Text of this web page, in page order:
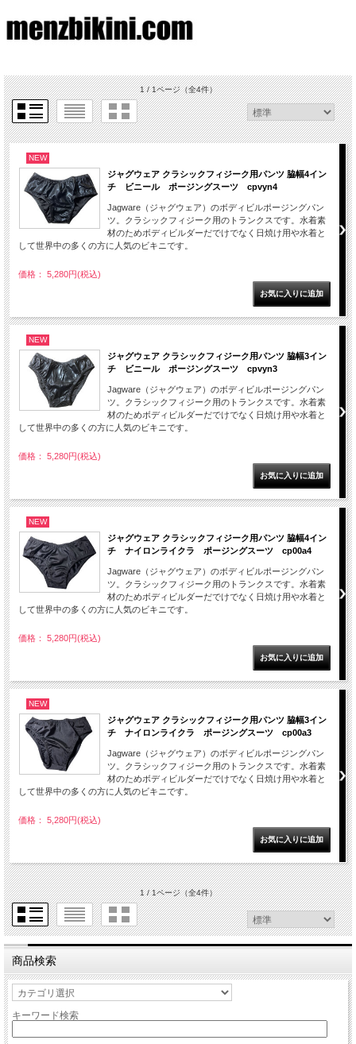
1 / 1ページ（全4件）
NEW
ジャグウェア クラシックフィジーク用パンツ 脇幅4イン
チ ビニール ポージングスーツ cpvyn4
Jagware（ジャグウェア）のボディビルポージングパン
ツ。クラシックフィジーク用のトランクスです。水着素
材のためボディビルダーだでけでなく日焼け用や水着と
して世界中の多くの方に人気のビキニです。
価格： 5,280円(税込)
NEW
ジャグウェア クラシックフィジーク用パンツ 脇幅3イン
チ ビニール ポージングスーツ cpvyn3
Jagware（ジャグウェア）のボディビルポージングパン
ツ。クラシックフィジーク用のトランクスです。水着素
材のためボディビルダーだでけでなく日焼け用や水着と
して世界中の多くの方に人気のビキニです。
価格： 5,280円(税込)
NEW
ジャグウェア クラシックフィジーク用パンツ 脇幅4イン
チ ナイロンライクラ ポージングスーツ cp00a4
Jagware（ジャグウェア）のボディビルポージングパン
ツ。クラシックフィジーク用のトランクスです。水着素
材のためボディビルダーだでけでなく日焼け用や水着と
して世界中の多くの方に人気のビキニです。
価格： 5,280円(税込)
NEW
ジャグウェア クラシックフィジーク用パンツ 脇幅3イン
チ ナイロンライクラ ポージングスーツ cp00a3
Jagware（ジャグウェア）のボディビルポージングパン
ツ。クラシックフィジーク用のトランクスです。水着素
材のためボディビルダーだでけでなく日焼け用や水着と
して世界中の多くの方に人気のビキニです。
価格： 5,280円(税込)
1 / 1ページ（全4件）
商品検索
キーワード検索